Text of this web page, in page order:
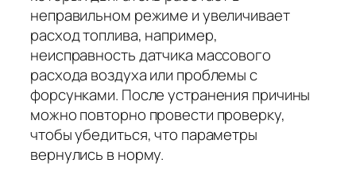
неправильном режиме и увеличивает
расход топлива, например,
неисправность датчика массового
расхода воздуха или проблемы с
форсунками. После устранения причины
можно повторно провести проверку,
чтобы убедиться, что параметры
вернулись в норму.